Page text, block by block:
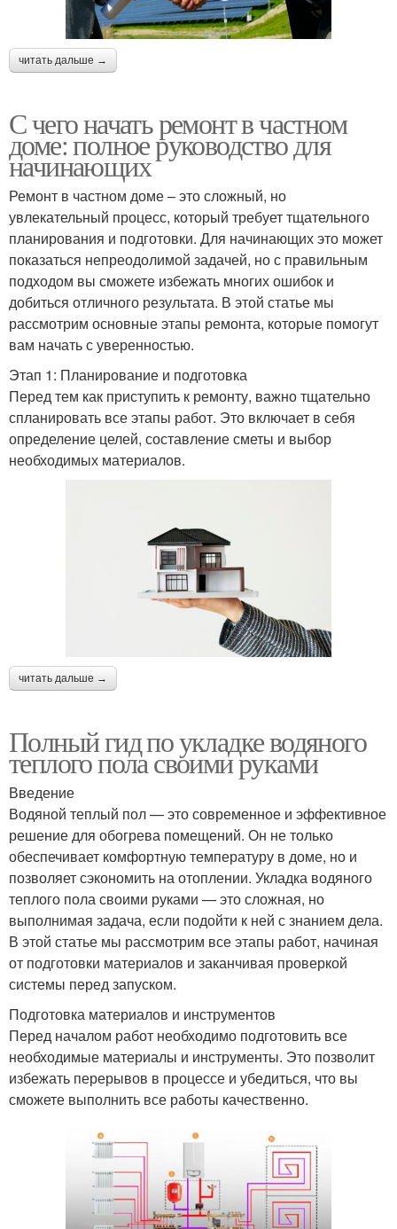
читать дальше →
С чего начать ремонт в частном
доме: полное руководство для
начинающих
Ремонт в частном доме – это сложный, но
увлекательный процесс, который требует тщательного
планирования и подготовки. Для начинающих это может
показаться непреодолимой задачей, но с правильным
подходом вы сможете избежать многих ошибок и
добиться отличного результата. В этой статье мы
рассмотрим основные этапы ремонта, которые помогут
вам начать с уверенностью.
Этап 1: Планирование и подготовка
Перед тем как приступить к ремонту, важно тщательно
спланировать все этапы работ. Это включает в себя
определение целей, составление сметы и выбор
необходимых материалов.
читать дальше →
Полный гид по укладке водяного
теплого пола своими руками
Введение
Водяной теплый пол — это современное и эффективное
решение для обогрева помещений. Он не только
обеспечивает комфортную температуру в доме, но и
позволяет сэкономить на отоплении. Укладка водяного
теплого пола своими руками — это сложная, но
выполнимая задача, если подойти к ней с знанием дела.
В этой статье мы рассмотрим все этапы работ, начиная
от подготовки материалов и заканчивая проверкой
системы перед запуском.
Подготовка материалов и инструментов
Перед началом работ необходимо подготовить все
необходимые материалы и инструменты. Это позволит
избежать перерывов в процессе и убедиться, что вы
сможете выполнить все работы качественно.